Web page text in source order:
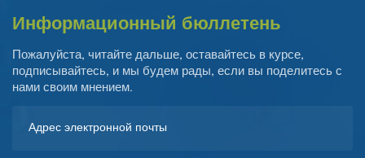
Информационный бюллетень
Пожалуйста, читайте дальше, оставайтесь в курсе,
подписывайтесь, и мы будем рады, если вы поделитесь с
нами своим мнением.